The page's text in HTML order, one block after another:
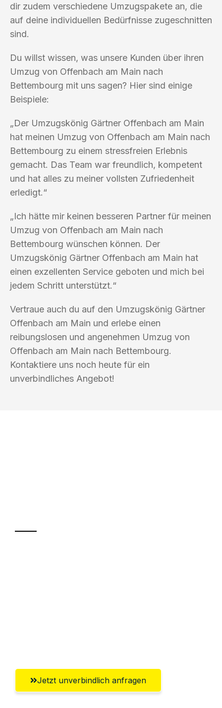
dir zudem verschiedene Umzugspakete an, die
auf deine individuellen Bedürfnisse zugeschnitten
sind.
Du willst wissen, was unsere Kunden über ihren
Umzug von Offenbach am Main nach
Bettembourg mit uns sagen? Hier sind einige
Beispiele:
„Der Umzugskönig Gärtner Offenbach am Main
hat meinen Umzug von Offenbach am Main nach
Bettembourg zu einem stressfreien Erlebnis
gemacht. Das Team war freundlich, kompetent
und hat alles zu meiner vollsten Zufriedenheit
erledigt.“
„Ich hätte mir keinen besseren Partner für meinen
Umzug von Offenbach am Main nach
Bettembourg wünschen können. Der
Umzugskönig Gärtner Offenbach am Main hat
einen exzellenten Service geboten und mich bei
jedem Schritt unterstützt.“
Vertraue auch du auf den Umzugskönig Gärtner
Offenbach am Main und erlebe einen
reibungslosen und angenehmen Umzug von
Offenbach am Main nach Bettembourg.
Kontaktiere uns noch heute für ein
unverbindliches Angebot!
Jetzt unverbindlich anfragen